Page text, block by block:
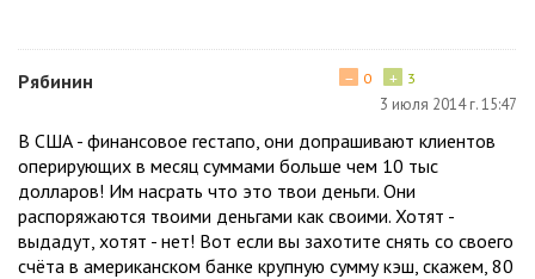
Рябинин + 3
− 0
3 июля 2014 г. 15:47
В США - финансовое гестапо, они допрашивают клиентов
оперирующих в месяц суммами больше чем 10 тыс
долларов! Им насрать что это твои деньги. Они
распоряжаются твоими деньгами как своими. Хотят -
выдадут, хотят - нет! Вот если вы захотите снять со своего
счёта в американском банке крупную сумму кэш, скажем, 80